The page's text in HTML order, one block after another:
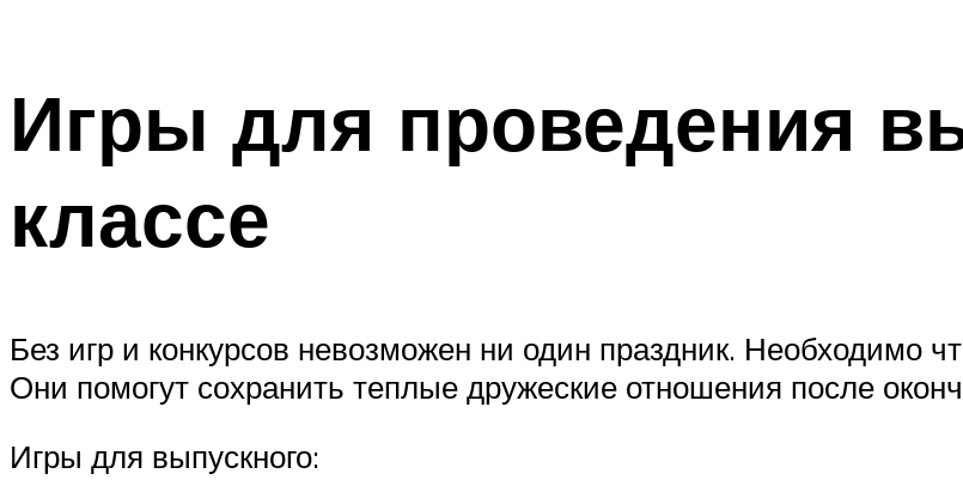
Игры для проведения
классе
Без игр и конкурсов невозможен ни один праздник.
Они помогут сохранить теплые дружеские отношения после
Игры для выпускного: